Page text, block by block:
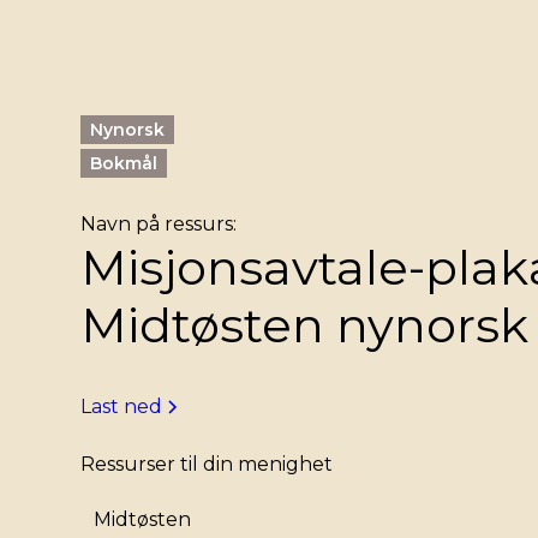
Nynorsk
Bokmål
Navn på ressurs:
Misjonsavtale-
Midtøsten nynorsk
Last ned
Ressurser til din menighet
Midtøsten